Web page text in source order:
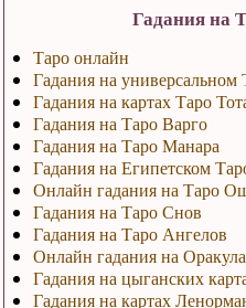
Гадания на
Таро онлайн
Гадания на универсальном
Гадания на картах Таро
Гадания на Таро Варго
Гадания на Таро Манара
Гадания на Египетском
Онлайн гадания на Таро
Гадания на Таро Снов
Гадания на Таро Ангелов
Онлайн гадания на
Гадания на цыганских
Гадания на картах